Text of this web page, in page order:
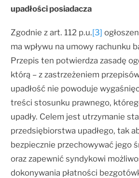
upadłości posiadacza
Zgodnie z art. 112 p.u.[3]
ma wpływu na umowy rachunku
Przepis ten potwierdza zasadę
którą – z zastrzeżeniem
upadłość nie powoduje
treści stosunku prawnego,
upadły. Celem jest utrzymanie
przedsiębiorstwa upadłego, tak
bezpiecznie przechowywać jego
oraz zapewnić syndykowi
dokonywania płatności